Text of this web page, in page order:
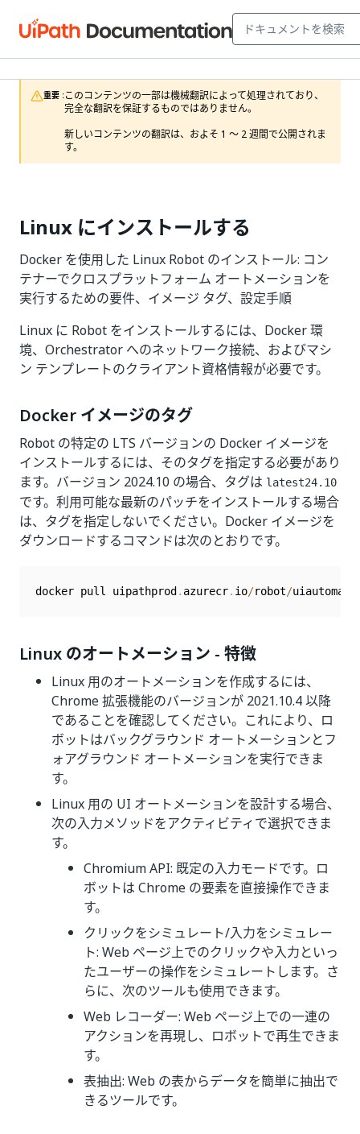
重要 :このコンテンツの一部は機械翻訳によって処理されており、
完全な翻訳を保証するものではありません。
新しいコンテンツの翻訳は、およそ 1 ～ 2 週間で公開されま
す。
Linux にインストールする
Docker を使用した Linux Robot のインストール: コン
テナーでクロスプラットフォーム オートメーションを
実行するための要件、イメージ タグ、設定手順
Linux に Robot をインストールするには、Docker 環
境、Orchestrator へのネットワーク接続、およびマシ
ン テンプレートのクライアント資格情報が必要です。
Docker イメージのタグ
Robot の特定の LTS バージョンの Docker イメージを
インストールするには、そのタグを指定する必要があり
ます。バージョン 2024.10 の場合、タグは latest24.10
です。利用可能な最新のパッチをインストールする場合
は、タグを指定しないでください。Docker イメージを
ダウンロードするコマンドは次のとおりです。
docker pull uipathprod . azurecr. io/robot/
Linux のオートメーション - 特徴
Linux 用のオートメーションを作成するには、
Chrome 拡張機能のバージョンが 2021.10.4 以降
であることを確認してください。これにより、ロ
ボットはバックグラウンド オートメーションとフ
ォアグラウンド オートメーションを実行できま
す。
Linux 用の UI オートメーションを設計する場合、
次の入力メソッドをアクティビティで選択できま
す。
Chromium API: 既定の入力モードです。ロ
ボットは Chrome の要素を直接操作できま
す。
クリックをシミュレート/入力をシミュレー
ト: Web ページ上でのクリックや入力といっ
たユーザーの操作をシミュレートします。さ
らに、次のツールも使用できます。
Web レコーダー: Web ページ上での一連の
アクションを再現し、ロボットで再生できま
す。
表抽出: Web の表からデータを簡単に抽出で
きるツールです。